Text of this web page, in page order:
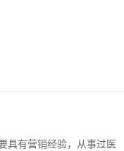
具有营销经验，从事过医